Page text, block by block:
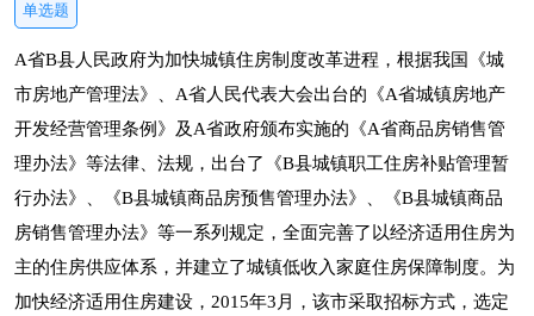
单选题
A省B县人民政府为加快城镇住房制度改革进程，根据我国《城
市房地产管理法》、A省人民代表大会出台的《A省城镇房地产
开发经营管理条例》及A省政府颁布实施的《A省商品房销售管
理办法》等法律、法规，出台了《B县城镇职工住房补贴管理暂
行办法》、《B县城镇商品房预售管理办法》、《B县城镇商品
房销售管理办法》等一系列规定，全面完善了以经济适用住房为
主的住房供应体系，并建立了城镇低收入家庭住房保障制度。为
加快经济适用住房建设，2015年3月，该市采取招标方式，选定